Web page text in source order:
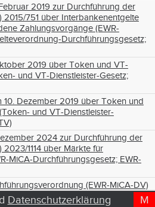
2019 zur Durchführung der
2015/751 über Interbankenentgelte
Zahlungsvorgänge (EWR-
Durchführungsgesetz;
2019 über Token und VT-
und VT-Dienstleister-Gesetz;
Dezember 2019 über Token und
und VT-Dienstleister-
2024 zur Durchführung der
1114 über Märkte für
MiCA-Durchführungsgesetz; EWR-
(EWR-MiCA-DV)
D
T
M
Datenschutzerklärung